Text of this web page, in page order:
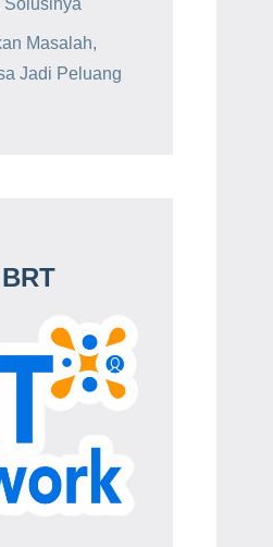
Masalah,
Jadi Peluang